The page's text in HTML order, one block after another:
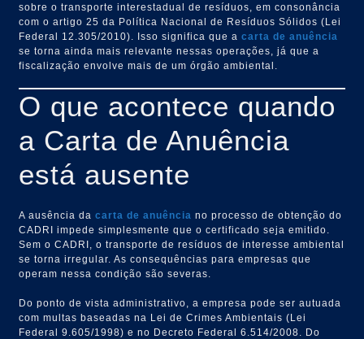
sobre o transporte interestadual de resíduos, em consonância
com o artigo 25 da Política Nacional de Resíduos Sólidos (Lei
Federal 12.305/2010). Isso significa que acarta de anuência
se torna ainda mais relevante nessas operações, já que a
fiscalização envolve mais de um órgão ambiental.
O que acontece quando
a Carta de Anuência
está ausente
A ausência dacarta de anuência no processo de obtenção do
CADRI impede simplesmente que o certificado seja emitido.
Sem o CADRI, o transporte de resíduos de interesse ambiental
se torna irregular. As consequências para empresas que
operam nessa condição são severas.
Do ponto de vista administrativo, a empresa pode ser autuada
com multas baseadas na Lei de Crimes Ambientais (Lei
Federal 9.605/1998) e no Decreto Federal 6.514/2008. Do